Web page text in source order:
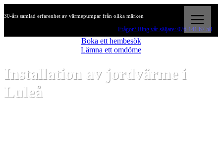
30-års samlad erfarenhet av värmepumpar från olika märken
Frågor? Ring vår säljare: 076-141 67 58
Boka ett hembesök
Lämna ett omdöme
Installation av jordvärme i
Luleå